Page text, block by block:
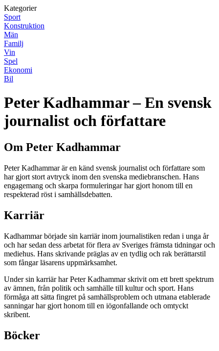
Kategorier
Sport
Konstruktion
Män
Familj
Vin
Spel
Ekonomi
Bil
Peter Kadhammar – En svensk
journalist och författare
Om Peter Kadhammar
Peter Kadhammar är en känd svensk journalist och författare som
har gjort stort avtryck inom den svenska mediebranschen. Hans
engagemang och skarpa formuleringar har gjort honom till en
respekterad röst i samhällsdebatten.
Karriär
Kadhammar började sin karriär inom journalistiken redan i unga år
och har sedan dess arbetat för flera av Sveriges främsta tidningar och
mediehus. Hans skrivande präglas av en tydlig och rak berättarstil
som fångar läsarens uppmärksamhet.
Under sin karriär har Peter Kadhammar skrivit om ett brett spektrum
av ämnen, från politik och samhälle till kultur och sport. Hans
förmåga att sätta fingret på samhällsproblem och utmana etablerade
sanningar har gjort honom till en iögonfallande och omtyckt
skribent.
Böcker